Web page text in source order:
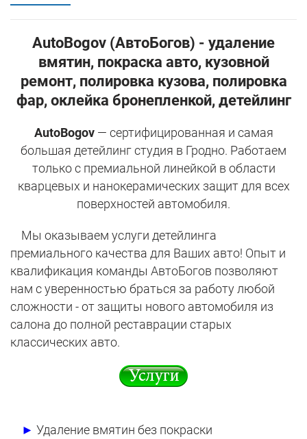
AutoBogov (АвтоБогов) - удаление
вмятин, покраска авто, кузовной
ремонт, полировка кузова, полировка
фар, оклейка бронепленкой, детейлинг
AutoBogov— сертифицированная и самая
большая детейлинг студия в Гродно. Работаем
только с премиальной линейкой в области
кварцевых и нанокерамических защит для всех
поверхностей автомобиля.
Мы оказываем услуги детейлинга
премиального качества для Ваших авто! Опыт и
квалификация команды АвтоБогов позволяют
нам с уверенностью браться за работу любой
сложности - от защиты нового автомобиля из
салона до полной реставрации старых
классических авто.
► Удаление вмятин без покраски